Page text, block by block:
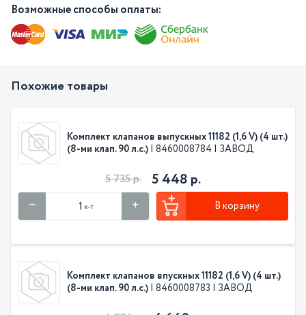
Возможные способы оплаты:
Похожие товары
Комплект клапанов выпускных 11182 (1,6 V) (4 шт.)
(8-ми клап. 90 л.с.) | 8460008784 | ЗАВОД
5 735 р. 5 448 р.
к-т В корзину
Комплект клапанов впускных 11182 (1,6 V) (4 шт.)
(8-ми клап. 90 л.с.) | 8460008783 | ЗАВОД